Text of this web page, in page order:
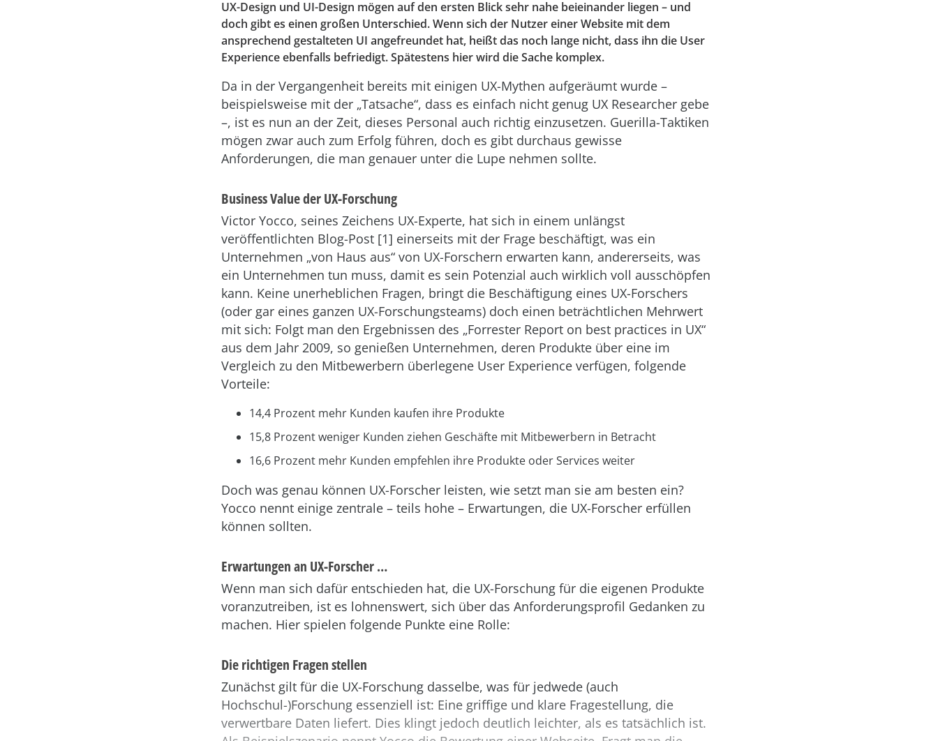
UX-Design und UI-Design mögen auf den ersten Blick sehr nahe beieinander liegen – und
doch gibt es einen großen Unterschied. Wenn sich der Nutzer einer Website mit dem
ansprechend gestalteten UI angefreundet hat, heißt das noch lange nicht, dass ihn die User
Experience ebenfalls befriedigt. Spätestens hier wird die Sache komplex.
Da in der Vergangenheit bereits mit einigen UX-Mythen aufgeräumt wurde –
beispielsweise mit der „Tatsache“, dass es einfach nicht genug UX Researcher gebe
–, ist es nun an der Zeit, dieses Personal auch richtig einzusetzen. Guerilla-Taktiken
mögen zwar auch zum Erfolg führen, doch es gibt durchaus gewisse
Anforderungen, die man genauer unter die Lupe nehmen sollte.
Business Value der UX-Forschung
Victor Yocco, seines Zeichens UX-Experte, hat sich in einem unlängst
veröffentlichten Blog-Post [1] einerseits mit der Frage beschäftigt, was ein
Unternehmen „von Haus aus“ von UX-Forschern erwarten kann, andererseits, was
ein Unternehmen tun muss, damit es sein Potenzial auch wirklich voll ausschöpfen
kann. Keine unerheblichen Fragen, bringt die Beschäftigung eines UX-Forschers
(oder gar eines ganzen UX-Forschungsteams) doch einen beträchtlichen Mehrwert
mit sich: Folgt man den Ergebnissen des „Forrester Report on best practices in UX“
aus dem Jahr 2009, so genießen Unternehmen, deren Produkte über eine im
Vergleich zu den Mitbewerbern überlegene User Experience verfügen, folgende
Vorteile:
14,4 Prozent mehr Kunden kaufen ihre Produkte
15,8 Prozent weniger Kunden ziehen Geschäfte mit Mitbewerbern in Betracht
16,6 Prozent mehr Kunden empfehlen ihre Produkte oder Services weiter
Doch was genau können UX-Forscher leisten, wie setzt man sie am besten ein?
Yocco nennt einige zentrale – teils hohe – Erwartungen, die UX-Forscher erfüllen
können sollten.
Erwartungen an UX-Forscher …
Wenn man sich dafür entschieden hat, die UX-Forschung für die eigenen Produkte
voranzutreiben, ist es lohnenswert, sich über das Anforderungsprofil Gedanken zu
machen. Hier spielen folgende Punkte eine Rolle:
Die richtigen Fragen stellen
Zunächst gilt für die UX-Forschung dasselbe, was für jedwede (auch
Hochschul-)Forschung essenziell ist: Eine griffige und klare Fragestellung, die
verwertbare Daten liefert. Dies klingt jedoch deutlich leichter, als es tatsächlich ist.